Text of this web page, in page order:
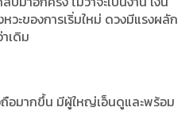
ะของการเริ่มใหม่ ดวงมีแรงผลัก
เดิม
อมากขึ้น มีผู้ใหญ่เอ็นดูและพร้อม